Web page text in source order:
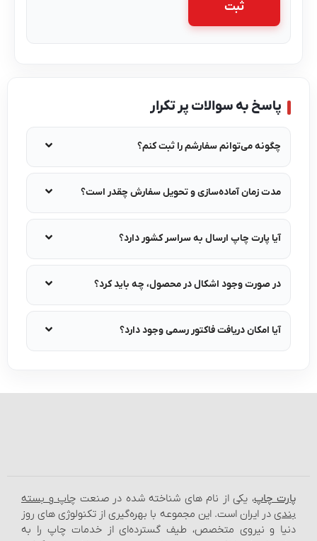
پاسخ به سوالات پر تکرار
چگونه می‌توانم سفارشم را ثبت کنم؟
مدت زمان آماده‌سازی و تحویل سفارش چقدر است؟
آیا پارت چاپ ارسال به سراسر کشور دارد؟
در صورت وجود اشکال در محصول، چه باید کرد؟
آیا امکان دریافت فاکتور رسمی وجود دارد؟
پارت چاپ، یکی از نام‌ های شناخته شده در صنعت چاپ و بسته‌
بندی در ایران است. این مجموعه با بهره‌گیری از تکنولوژی‌ های روز
دنیا و نیروی متخصص، طیف گسترده‌ای از خدمات چاپ را به